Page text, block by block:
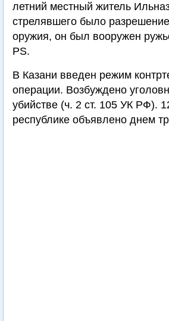
летний местный житель
стрелявшего было
оружия, он был вооружен
PS.
В Казани введен режим
операции. Возбуждено
убийстве (ч. 2 ст. 105 УК РФ).
республике объявлено днем